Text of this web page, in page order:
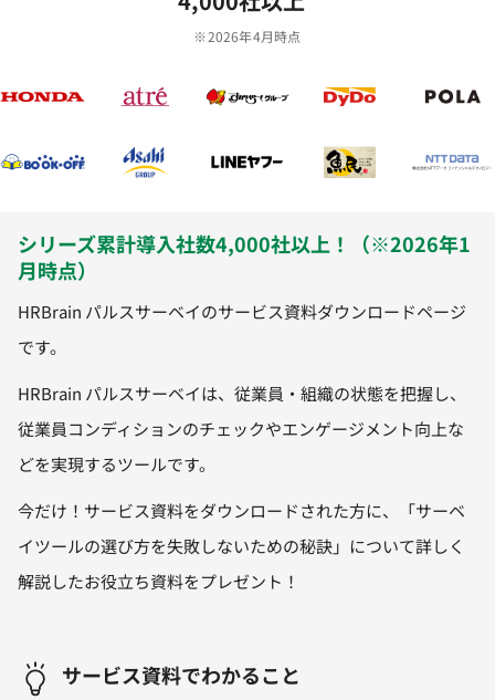
※2026年4月時点
シリーズ累計導入社数4,000社以上！（※2026年1
月時点）
HRBrain パルスサーベイのサービス資料ダウンロードページ
です。
HRBrain パルスサーベイは、従業員・組織の状態を把握し、
従業員コンディションのチェックやエンゲージメント向上な
どを実現するツールです。
今だけ！サービス資料をダウンロードされた方に、「サーベ
イツールの選び方を失敗しないための秘訣」について詳しく
解説したお役立ち資料をプレゼント！
サービス資料でわかること